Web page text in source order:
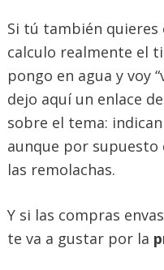
Si tú también quieres
calculo realmente el
pongo en agua y voy
dejo aquí un enlace
sobre el tema: indican
aunque por supuesto
las remolachas.
Y si las compras
te va a gustar por la